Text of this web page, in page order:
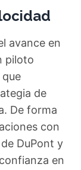
avance en
piloto
de
De forma
con
DuPont y
en